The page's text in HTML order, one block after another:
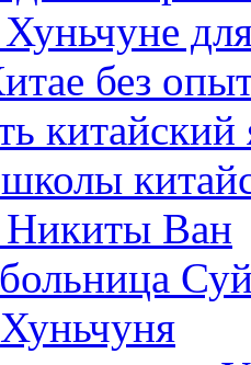
Хуньчуне
без
Никиты Ван